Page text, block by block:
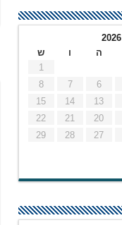
ה ו
ש
1
6
7
8
13
14
15
20
21
22
27
28
29